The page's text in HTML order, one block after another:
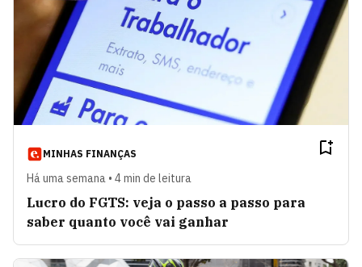
MINHAS FINANÇAS
Há uma semana • 4 min de leitura
Lucro do FGTS: veja o passo a passo para
saber quanto você vai ganhar